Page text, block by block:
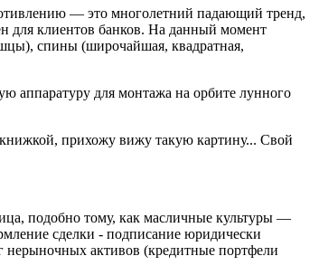
— это многолетний падающий тренд,
для клиентов банков. На данный момент
спины (широчайшая, квадратная,
аппаратуру для монтажа на орбите лунного
книжкой, прихожу вижу такую картину... Свой
подобно тому, как масличные культуры —
сделки - подписание юридически
нерыночных активов (кредитные портфели